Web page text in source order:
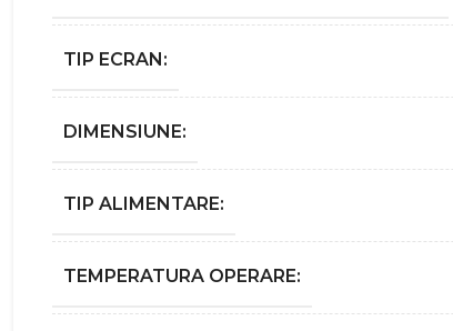
TIP ECRAN:
DIMENSIUNE:
TIP ALIMENTARE:
TEMPERATURA OPERARE: